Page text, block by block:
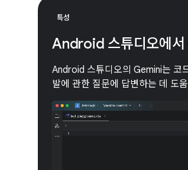
특성
Android 스튜디오에서
Android 스튜디오의 Gemini는 코
발에 관한 질문에 답변하는 데 도